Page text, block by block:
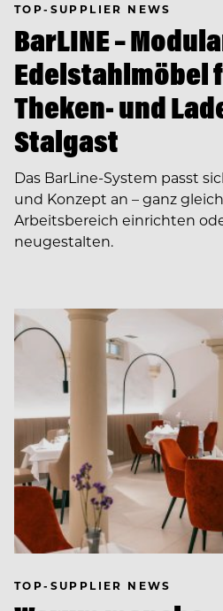
TOP-SUPPLIER NEWS
BarLINE –
Edelstahlmöbel
Theken- und
Stalgast
Das BarLine-System passt
und Konzept an – ganz
Arbeitsbereich einrichten
neugestalten.
TOP-SUPPLIER NEWS